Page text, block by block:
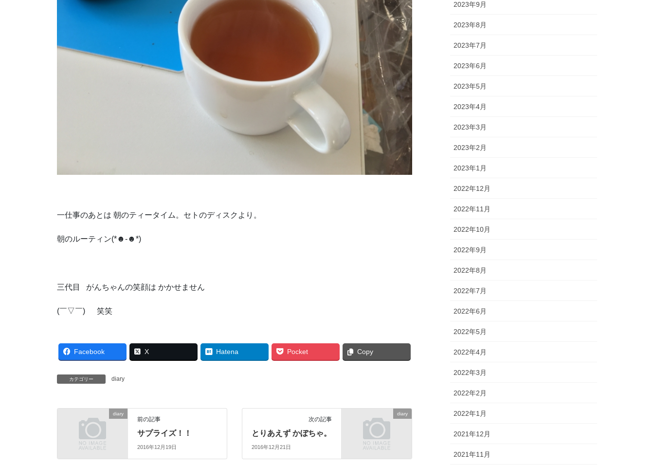
一仕事のあとは 朝のティータイム。セトのディスクより。
朝のルーティン(*☻-☻*)
三代目 がんちゃんの笑顔は かかせません
(￣▽￣) 笑笑
Facebook X Hatena Pocket Copy
カテゴリー diary
diary
前の記事
サプライズ！！
2016年12月19日
diary
次の記事
とりあえず かぼちゃ。
2016年12月21日
2023年9月
2023年8月
2023年7月
2023年6月
2023年5月
2023年4月
2023年3月
2023年2月
2023年1月
2022年12月
2022年11月
2022年10月
2022年9月
2022年8月
2022年7月
2022年6月
2022年5月
2022年4月
2022年3月
2022年2月
2022年1月
2021年12月
2021年11月